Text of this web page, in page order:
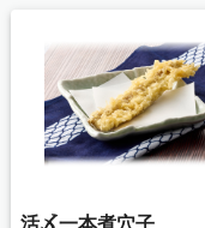
活〆一本煮穴子